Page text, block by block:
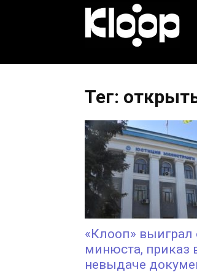
Тег:
«Клооп» выиграл
минюста, приказ
невыдаче